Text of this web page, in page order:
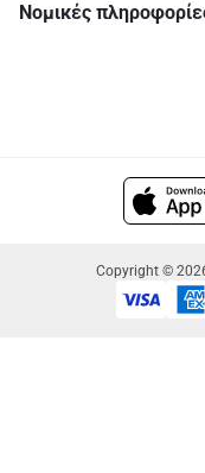
Νομικές
Copyright ©